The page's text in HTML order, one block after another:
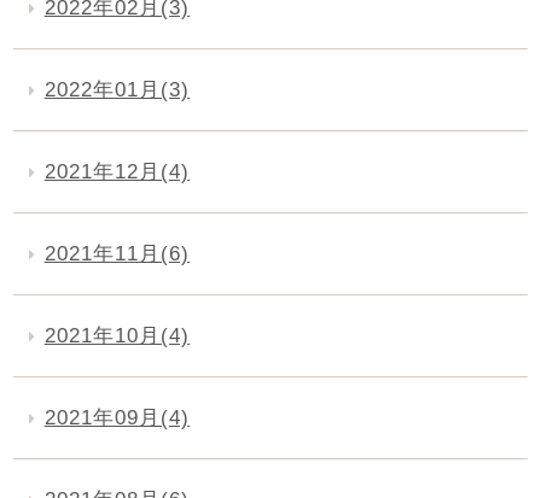
2022年02月(3)
2022年01月(3)
2021年12月(4)
2021年11月(6)
2021年10月(4)
2021年09月(4)